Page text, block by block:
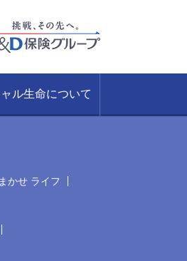
ル生命について
かせ ライフ